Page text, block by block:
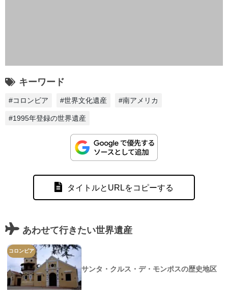
キーワード
#コロンビア #世界文化遺産 #南アメリカ
#1995年登録の世界遺産
タイトルとURLをコピーする
あわせて行きたい世界遺産
コロンビア
サンタ・クルス・デ・モンポスの歴史地区